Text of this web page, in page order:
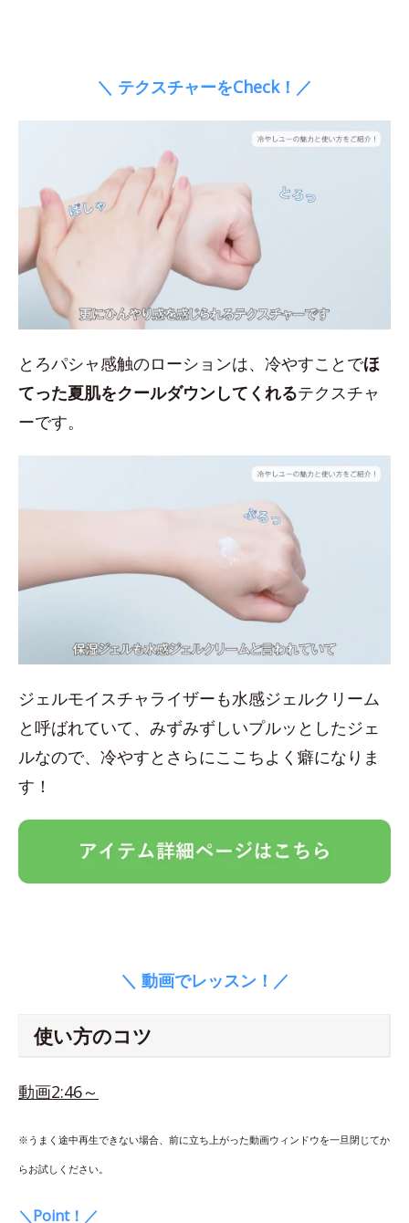
＼ テクスチャーをCheck！／
とろパシャ感触のローションは、冷やすことでほ
てった夏肌をクールダウンしてくれるテクスチャ
ーです。
ジェルモイスチャライザーも水感ジェルクリーム
と呼ばれていて、みずみずしいプルッとしたジェ
ルなので、冷やすとさらにここちよく癖になりま
す！
＼ 動画でレッスン！／
使い方のコツ
動画2:46～
※うまく途中再生できない場合、前に立ち上がった動画ウィンドウを一旦閉じてか
らお試しください。
＼Point！／